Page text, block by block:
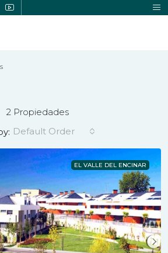
2 Propiedades
Default Order
EL VALLE DEL ENCINAR